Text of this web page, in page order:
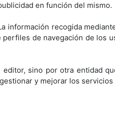
en función del mismo.
información recogida
de navegación de los
sino por otra entidad
y mejorar los